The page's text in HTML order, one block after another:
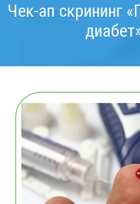
Чек-ап скрининг